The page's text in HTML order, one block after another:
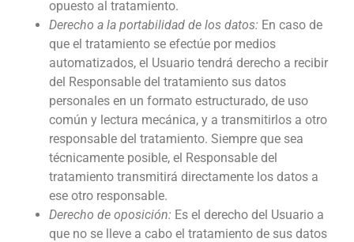
opuesto al tratamiento.
Derecho a la portabilidad de los datos: En caso de
que el tratamiento se efectúe por medios
automatizados, el Usuario tendrá derecho a recibir
del Responsable del tratamiento sus datos
personales en un formato estructurado, de uso
común y lectura mecánica, y a transmitirlos a otro
responsable del tratamiento. Siempre que sea
técnicamente posible, el Responsable del
tratamiento transmitirá directamente los datos a
ese otro responsable.
Derecho de oposición: Es el derecho del Usuario a
que no se lleve a cabo el tratamiento de sus datos